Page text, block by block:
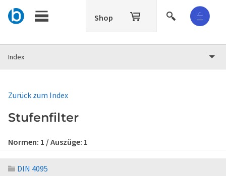
Shop
Index
Zurück zum Index
Stufenfilter
Normen: 1 / Auszüge: 1
DIN 4095